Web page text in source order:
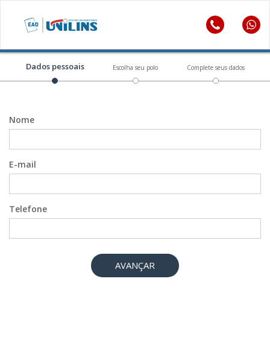
Dados pessoais Escolha seu polo Complete seus dados
Nome
E-mail
Telefone
AVANÇAR